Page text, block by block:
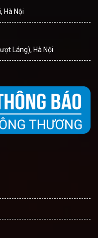
Hà Nội
Láng), Hà Nội